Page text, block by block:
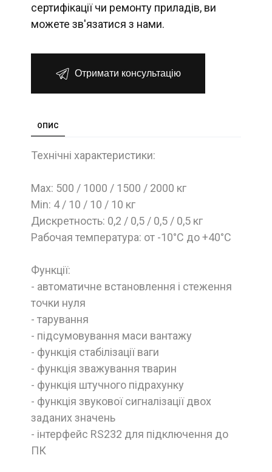
сертифікації чи ремонту приладів, ви
можете зв'язатися з нами.
Отримати консультацію
ОПИС
Технічні характеристики:
Max: 500 / 1000 / 1500 / 2000 кг
Min: 4 / 10 / 10 / 10 кг
Дискретность: 0,2 / 0,5 / 0,5 / 0,5 кг
Рабочая температура: от -10°С до +40°С
Функції:
- автоматичне встановлення і стеження
точки нуля
- тарування
- підсумовування маси вантажу
- функція стабілізації ваги
- функція зважування тварин
- функція штучного підрахунку
- функція звукової сигналізації двох
заданих значень
- інтерфейс RS232 для підключення до
ПК